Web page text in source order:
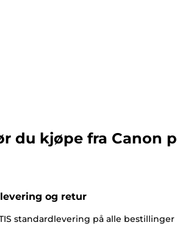
du kjøpe fra Canon
og retur
standardlevering på alle bestillinger